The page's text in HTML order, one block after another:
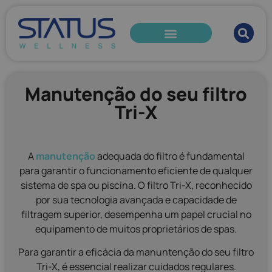
Manutenção do seu filtro
Tri-X​
Amanutençãoadequada do filtro é fundamental
para garantir o funcionamento eficiente de qualquer
sistema de spa ou piscina. O filtro Tri-X, reconhecido
por sua tecnologia avançada e capacidade de
filtragem superior, desempenha um papel crucial no
equipamento de muitos proprietários de spas.
Para garantir a eficácia da manuntenção do seu filtro
Tri-X, é essencial realizar cuidados regulares.